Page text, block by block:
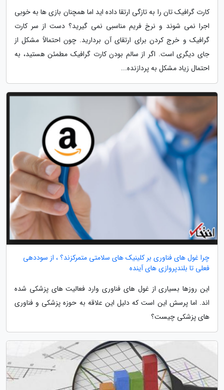
کارت گرافیک تان را به تازگی ارتقا داده اید اما همچنان بازی ها به خوبی
اجرا نمی شوند و نرخ فریم مناسبی نمی گیرید؟ دست از سر کارت
گرافیک و خرج کردن برای ارتقای آن بردارید. چون احتمالاً مشکل از
جای دیگری است. اگر از سالم بودن کارت گرافیک مطمئن هستید، به
احتمال زیاد مشکل به پردازنده...
چرا غول های فناوری بر کلینیک های سلامتی متمرکزند؟ ، از سوددهی
فعلی تا بلندپروازی های آینده
این روزها بسیاری از غول های فناوری وارد فعالیت های پزشکی شده
اند. اما پرسش این است که دلیل این علاقه به حوزه پزشکی و فناوری
های پزشکی چیست؟